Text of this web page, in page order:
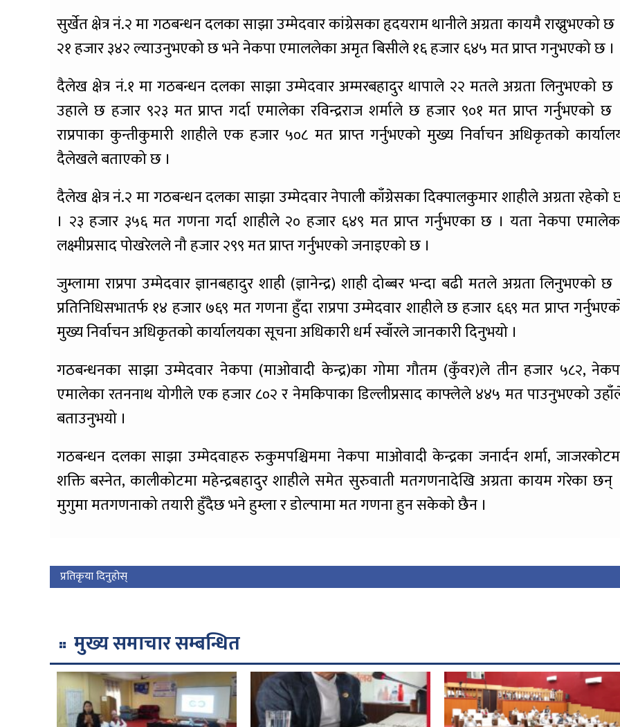
सुर्खेत क्षेत्र नं.२ मा गठबन्धन दलका साझा उम्मेदवार कांग्रेसका हृदयराम थानीले अग्रता कायमै राख्नुभएको छ
२१ हजार ३४२ ल्याउनुभएको छ भने नेकपा एमाललेका अमृत बिसीले १६ हजार ६४५ मत प्राप्त गनुभएको छ ।
दैलेख क्षेत्र नं.१ मा गठबन्धन दलका साझा उम्मेदवार अम्मरबहादुर थापाले २२ मतले अग्रता लिनुभएको छ
उहाले छ हजार ९२३ मत प्राप्त गर्दा एमालेका रविन्द्रराज शर्माले छ हजार ९०१ मत प्राप्त गर्नुभएको छ
राप्रपाका कुन्तीकुमारी शाहीले एक हजार ५०८ मत प्राप्त गर्नुभएको मुख्य निर्वाचन अधिकृतको
दैलेखले बताएको छ ।
दैलेख क्षेत्र नं.२ मा गठबन्धन दलका साझा उम्मेदवार नेपाली काँग्रेसका दिक्पालकुमार शाहीले अग्रता रहेको
। २३ हजार ३५६ मत गणना गर्दा शाहीले २० हजार ६४९ मत प्राप्त गर्नुभएका छ । यता नेकपा
लक्ष्मीप्रसाद पोखरेलले नौ हजार २९९ मत प्राप्त गर्नुभएको जनाइएको छ ।
जुम्लामा राप्रपा उम्मेदवार ज्ञानबहादुर शाही (ज्ञानेन्द्र) शाही दोब्बर भन्दा बढी मतले अग्रता लिनुभएको छ
प्रतिनिधिसभातर्फ १४ हजार ७६९ मत गणना हुँदा राप्रपा उम्मेदवार शाहीले छ हजार ६६९ मत प्राप्त
मुख्य निर्वाचन अधिकृतको कार्यालयका सूचना अधिकारी धर्म स्वाँरले जानकारी दिनुभयो ।
गठबन्धनका साझा उम्मेदवार नेकपा (माओवादी केन्द्र)का गोमा गौतम (कुँवर)ले तीन हजार ५८२,
एमालेका रतननाथ योगीले एक हजार ८०२ र नेमकिपाका डिल्लीप्रसाद काफ्लेले ४४५ मत पाउनुभएको
बताउनुभयो ।
गठबन्धन दलका साझा उम्मेदवाहरु रुकुमपश्चिममा नेकपा माओवादी केन्द्रका जनार्दन शर्मा,
शक्ति बस्नेत, कालीकोटमा महेन्द्रबहादुर शाहीले समेत सुरुवाती मतगणनादेखि अग्रता कायम गरेका छन्
मुगुमा मतगणनाको तयारी हुँदैछ भने हुम्ला र डोल्पामा मत गणना हुन सकेको छैन ।
प्रतिकृया दिनुहोस्
मुख्य समाचार सम्बन्धित